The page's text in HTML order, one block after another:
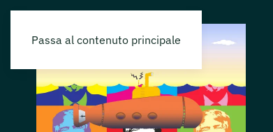
Passa al contenuto principale